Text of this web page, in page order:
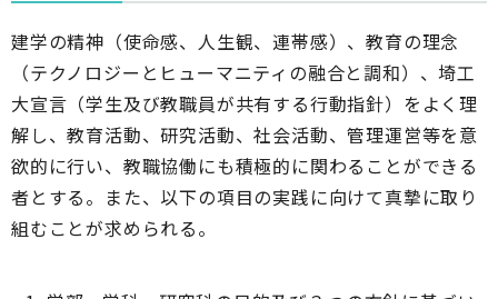
建学の精神（使命感、人生観、連帯感）、教育の理念
（テクノロジーとヒューマニティの融合と調和）、埼工
大宣言（学生及び教職員が共有する行動指針）をよく理
解し、教育活動、研究活動、社会活動、管理運営等を意
欲的に行い、教職協働にも積極的に関わることができる
者とする。また、以下の項目の実践に向けて真摯に取り
組むことが求められる。